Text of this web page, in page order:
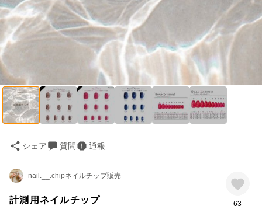
シェア 質問 通報
nail.__.chipネイルチップ販売
計測用ネイルチップ 63